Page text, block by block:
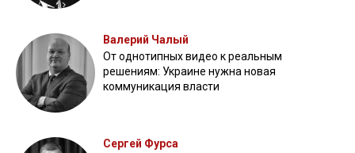
Валерий Чалый
От однотипных видео к реальным
решениям: Украине нужна новая
коммуникация власти
Сергей Фурса